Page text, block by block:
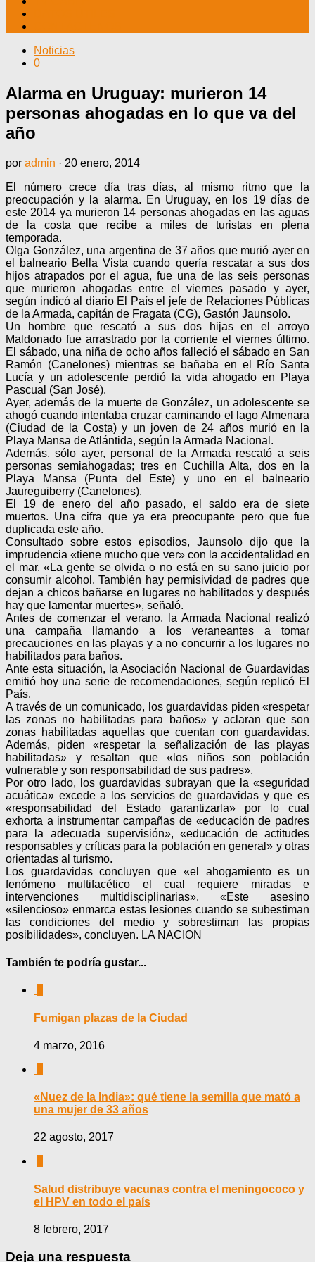
Noticias
0
Alarma en Uruguay: murieron 14
personas ahogadas en lo que va del
año
por admin · 20 enero, 2014
El número crece día tras días, al mismo ritmo que la
preocupación y la alarma. En Uruguay, en los 19 días de
este 2014 ya murieron 14 personas ahogadas en las aguas
de la costa que recibe a miles de turistas en plena
temporada.
Olga González, una argentina de 37 años que murió ayer en
el balneario Bella Vista cuando quería rescatar a sus dos
hijos atrapados por el agua, fue una de las seis personas
que murieron ahogadas entre el viernes pasado y ayer,
según indicó al diario El País el jefe de Relaciones Públicas
de la Armada, capitán de Fragata (CG), Gastón Jaunsolo.
Un hombre que rescató a sus dos hijas en el arroyo
Maldonado fue arrastrado por la corriente el viernes último.
El sábado, una niña de ocho años falleció el sábado en San
Ramón (Canelones) mientras se bañaba en el Río Santa
Lucía y un adolescente perdió la vida ahogado en Playa
Pascual (San José).
Ayer, además de la muerte de González, un adolescente se
ahogó cuando intentaba cruzar caminando el lago Almenara
(Ciudad de la Costa) y un joven de 24 años murió en la
Playa Mansa de Atlántida, según la Armada Nacional.
Además, sólo ayer, personal de la Armada rescató a seis
personas semiahogadas; tres en Cuchilla Alta, dos en la
Playa Mansa (Punta del Este) y uno en el balneario
Jaureguiberry (Canelones).
El 19 de enero del año pasado, el saldo era de siete
muertos. Una cifra que ya era preocupante pero que fue
duplicada este año.
Consultado sobre estos episodios, Jaunsolo dijo que la
imprudencia «tiene mucho que ver» con la accidentalidad en
el mar. «La gente se olvida o no está en su sano juicio por
consumir alcohol. También hay permisividad de padres que
dejan a chicos bañarse en lugares no habilitados y después
hay que lamentar muertes», señaló.
Antes de comenzar el verano, la Armada Nacional realizó
una campaña llamando a los veraneantes a tomar
precauciones en las playas y a no concurrir a los lugares no
habilitados para baños.
Ante esta situación, la Asociación Nacional de Guardavidas
emitió hoy una serie de recomendaciones, según replicó El
País.
A través de un comunicado, los guardavidas piden «respetar
las zonas no habilitadas para baños» y aclaran que son
zonas habilitadas aquellas que cuentan con guardavidas.
Además, piden «respetar la señalización de las playas
habilitadas» y resaltan que «los niños son población
vulnerable y son responsabilidad de sus padres».
Por otro lado, los guardavidas subrayan que la «seguridad
acuática» excede a los servicios de guardavidas y que es
«responsabilidad del Estado garantizarla» por lo cual
exhorta a instrumentar campañas de «educación de padres
para la adecuada supervisión», «educación de actitudes
responsables y críticas para la población en general» y otras
orientadas al turismo.
Los guardavidas concluyen que «el ahogamiento es un
fenómeno multifacético el cual requiere miradas e
intervenciones multidisciplinarias». «Este asesino
«silencioso» enmarca estas lesiones cuando se subestiman
las condiciones del medio y sobrestiman las propias
posibilidades», concluyen. LA NACION
También te podría gustar...
Fumigan plazas de la Ciudad
4 marzo, 2016
«Nuez de la India»: qué tiene la semilla que mató a
una mujer de 33 años
22 agosto, 2017
Salud distribuye vacunas contra el meningococo y
el HPV en todo el país
8 febrero, 2017
Deja una respuesta